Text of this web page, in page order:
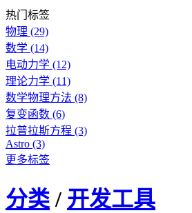
热门标签
物理 (29)
数学 (14)
电动力学 (12)
理论力学 (11)
数学物理方法 (8)
复变函数 (6)
拉普拉斯方程 (3)
Astro (3)
更多标签
分类 / 开发工具